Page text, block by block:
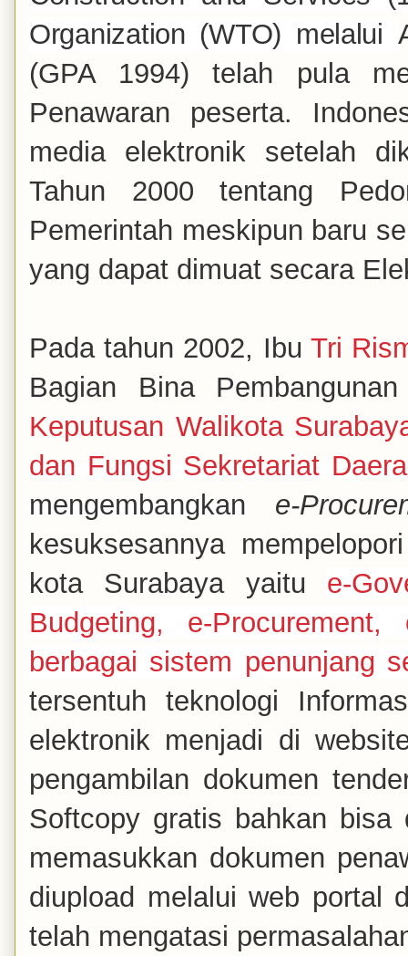
Organization (WTO) melalui
(GPA 1994) telah pula
Penawaran peserta.
media elektronik setelah
Tahun 2000 tentang
Pemerintah meskipun baru
yang dapat dimuat secara
Pada tahun 2002, Ibu Tri
Bagian Bina
Keputusan Walikota
dan Fungsi Sekretariat
mengembangkan
e-
kesuksesannya
kota Surabaya yaitu e-
Budgeting, e-
berbagai sistem penunjang
tersentuh teknologi
elektronik menjadi di
pengambilan dokumen
Softcopy gratis bahkan bisa
memasukkan dokumen
diupload melalui web portal
telah mengatasi